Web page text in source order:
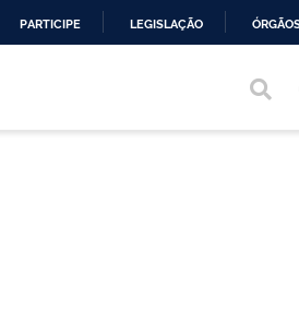
PARTICIPE LEGISLAÇÃO